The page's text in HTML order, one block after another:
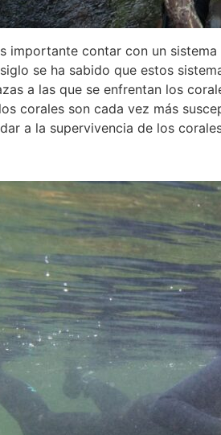
importante contar con un
se ha sabido que estos
a las que se enfrentan los
corales son cada vez más
a la supervivencia de los